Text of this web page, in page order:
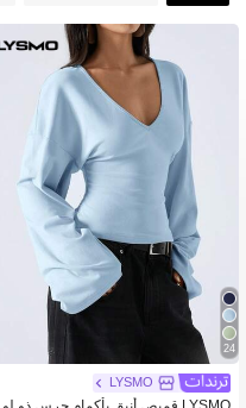
24
LYSMO